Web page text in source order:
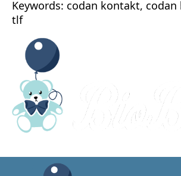
Keywords: codan kontakt, codan
tlf